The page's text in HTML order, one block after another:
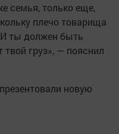
семья, только еще,
плечо товарища
ты должен быть
груз», — пояснил
новую